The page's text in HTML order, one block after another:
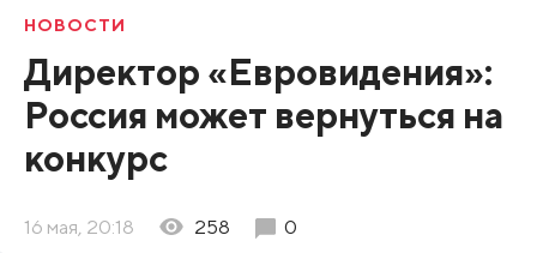
НОВОСТИ
Директор «Евровидения»:
Россия может вернуться на
конкурс
16 мая, 20:18 258 0